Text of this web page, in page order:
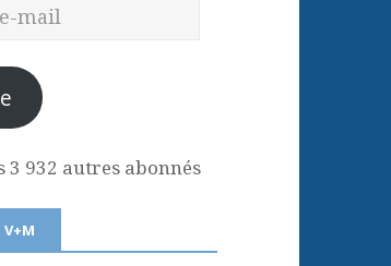
3 932 autres abonnés
V+M